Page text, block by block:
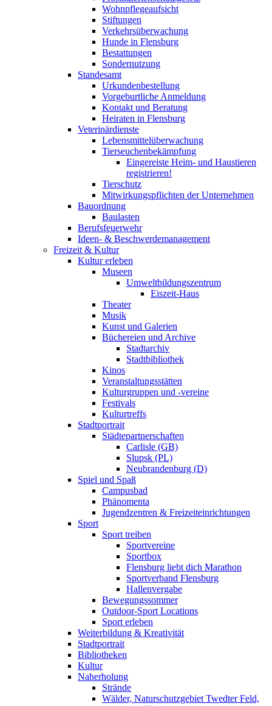
Wohnpflegeaufsicht
Stiftungen
Verkehrsüberwachung
Hunde in Flensburg
Bestattungen
Sondernutzung
Standesamt
Urkundenbestellung
Vorgeburtliche Anmeldung
Kontakt und Beratung
Heiraten in Flensburg
Veterinärdienste
Lebensmittelüberwachung
Tierseuchenbekämpfung
Eingereiste Heim- und Haustieren
registrieren!
Tierschutz
Mitwirkungspflichten der Unternehmen
Bauordnung
Baulasten
Berufsfeuerwehr
Ideen- & Beschwerdemanagement
Freizeit & Kultur
Kultur erleben
Museen
Umweltbildungszentrum
Eiszeit-Haus
Theater
Musik
Kunst und Galerien
Büchereien und Archive
Stadtarchiv
Stadtbibliothek
Kinos
Veranstaltungsstätten
Kulturgruppen und -vereine
Festivals
Kulturtreffs
Stadtportrait
Städtepartnerschaften
Carlisle (GB)
Slupsk (PL)
Neubrandenburg (D)
Spiel und Spaß
Campusbad
Phänomenta
Jugendzentren & Freizeiteinrichtungen
Sport
Sport treiben
Sportvereine
Sportbox
Flensburg liebt dich Marathon
Sportverband Flensburg
Hallenvergabe
Bewegungssommer
Outdoor-Sport Locations
Sport erleben
Weiterbildung & Kreativität
Stadtportrait
Bibliotheken
Kultur
Naherholung
Strände
Wälder, Naturschutzgebiet Twedter Feld,